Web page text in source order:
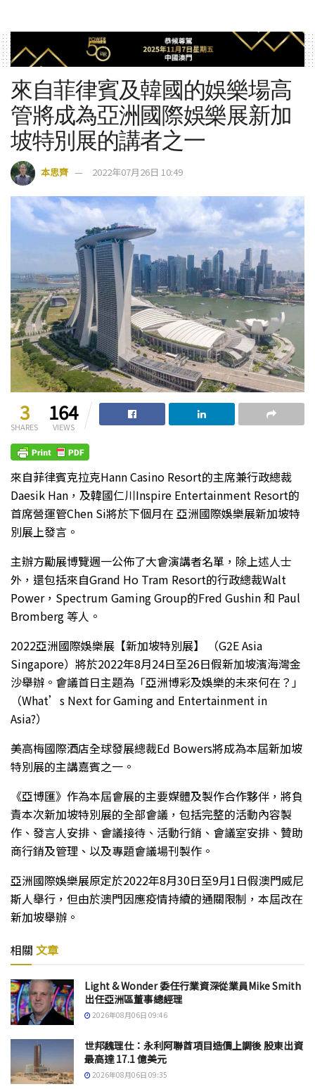
來自菲律賓及韓國的娛樂場高
管將成為亞洲國際娛樂展新加
坡特別展的講者之一
本思齊 2022年07月26日 10:49
3
SHARES
164
VIEWS
來自菲律賓克拉克Hann Casino Resort的主席兼行政總裁
Daesik Han，及韓國仁川Inspire Entertainment Resort的
首席營運管Chen Si將於下個月在 亞洲國際娛樂展新加坡特
別展上發言。
主辦方勵展博覽週一公佈了大會演講者名單，除上述人士
外，還包括來自Grand Ho Tram Resort的行政總裁Walt
Power，Spectrum Gaming Group的Fred Gushin 和 Paul
Bromberg 等人。
2022亞洲國際娛樂展【新加坡特別展】 （G2E Asia
Singapore）將於2022年8月24日至26日假新加坡濱海灣金
沙舉辦。會議首日主題為「亞洲博彩及娛樂的未來何在？」
（What’s Next for Gaming and Entertainment in
Asia?）
美高梅國際酒店全球發展總裁Ed Bowers將成為本屆新加坡
特別展的主講嘉賓之一。
《亞博匯》作為本屆會展的主要媒體及製作合作夥伴，將負
責本次新加坡特別展的全部會議，包括完整的活動內容製
作、發言人安排、會議接待、活動行銷、會議室安排、贊助
商行銷及管理、以及專題會議場刊製作。
亞洲國際娛樂展原定於2022年8月30日至9月1日假澳門威尼
斯人舉行，但由於澳門因應疫情持續的通關限制，本屆改在
新加坡舉辦。
相關 文章
Light & Wonder 委任行業資深從業員Mike Smith
出任亞洲區董事總經理
2026年08月06日 09:46
世邦魏理仕：永利阿聯酋項目造價上調後 股東出資
最高達 17.1 億美元
2026年08月06日 09:35